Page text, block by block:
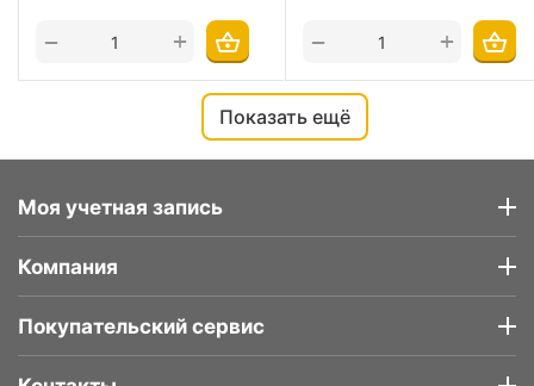
+
− +
−
Показать ещё
Моя учетная запись
Компания
Покупательский сервис